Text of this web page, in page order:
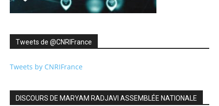
Tweets de ‎@CNRIFrance
Tweets by CNRIFrance
DISCOURS DE MARYAM RADJAVI ASSEMBLÉE NATIONALE